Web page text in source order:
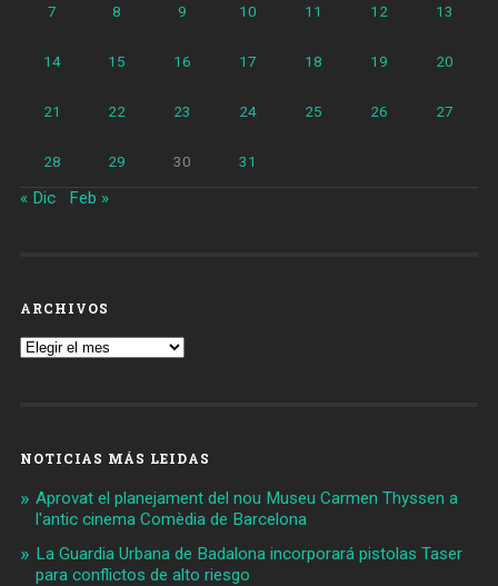
7 8 9 10 11 12 13
14 15 16 17 18 19 20
21 22 23 24 25 26 27
28 29 30 31
« Dic Feb »
ARCHIVOS
Archivos
NOTICIAS MÁS LEIDAS
Aprovat el planejament del nou Museu Carmen Thyssen a
l'antic cinema Comèdia de Barcelona
La Guardia Urbana de Badalona incorporará pistolas Taser
para conflictos de alto riesgo